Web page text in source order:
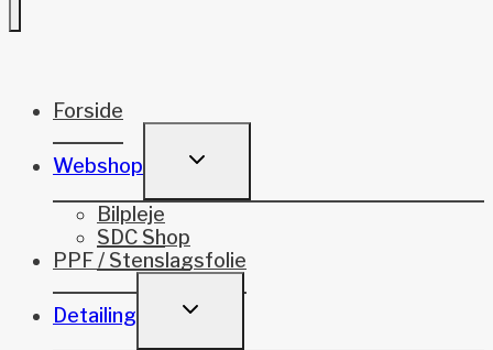
Forside
Webshop
TOGGLE
Bilpleje
SDC Shop
PPF / Stenslagsfolie
Detailing
TOGGLE